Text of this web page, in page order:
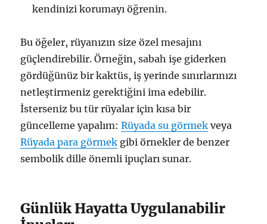
kendinizi korumayı öğrenin.
Bu öğeler, rüyanızın size özel mesajını
güçlendirebilir. Örneğin, sabah işe giderken
gördüğünüz bir kaktüs, iş yerinde sınırlarınızı
netleştirmeniz gerektiğini ima edebilir.
İsterseniz bu tür rüyalar için kısa bir
güncelleme yapalım:Rüyada su görmek veya
Rüyada para görmek gibi örnekler de benzer
sembolik dille önemli ipuçları sunar.
Günlük Hayatta Uygulanabilir